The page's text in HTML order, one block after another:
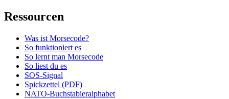
Ressourcen
Was ist Morsecode?
So funktioniert es
So lernt man Morsecode
So liest du es
SOS-Signal
Spickzettel (PDF)
NATO-Buchstabieralphabet